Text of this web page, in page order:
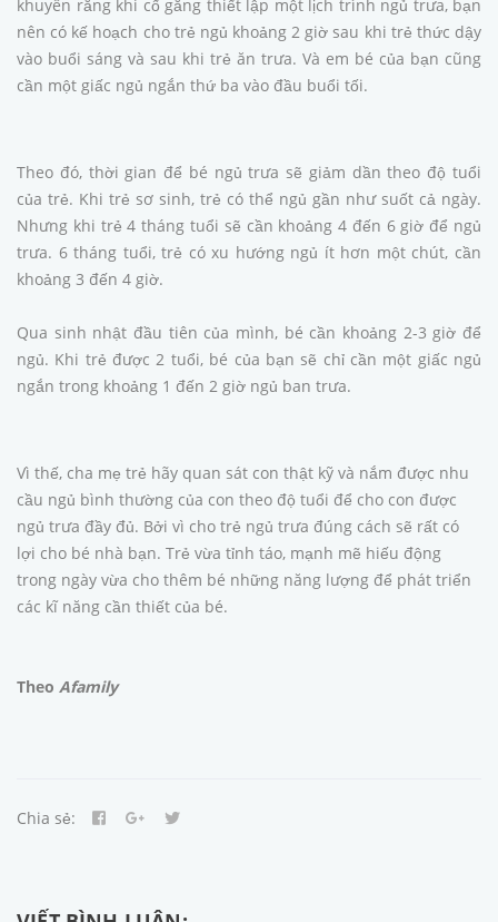
khuyên rằng khi cố gắng thiết lập một lịch trình ngủ trưa, bạn
nên có kế hoạch cho trẻ ngủ khoảng 2 giờ sau khi trẻ thức dậy
vào buổi sáng và sau khi trẻ ăn trưa. Và em bé của bạn cũng
cần một giấc ngủ ngắn thứ ba vào đầu buổi tối.
Theo đó, thời gian để bé ngủ trưa sẽ giảm dần theo độ tuổi
của trẻ. Khi trẻ sơ sinh, trẻ có thể ngủ gần như suốt cả ngày.
Nhưng khi trẻ 4 tháng tuổi sẽ cần khoảng 4 đến 6 giờ để ngủ
trưa. 6 tháng tuổi, trẻ có xu hướng ngủ ít hơn một chút, cần
khoảng 3 đến 4 giờ.
Qua sinh nhật đầu tiên của mình, bé cần khoảng 2-3 giờ để
ngủ. Khi trẻ được 2 tuổi, bé của bạn sẽ chỉ cần một giấc ngủ
ngắn trong khoảng 1 đến 2 giờ ngủ ban trưa.
Vì thế, cha mẹ trẻ hãy quan sát con thật kỹ và nắm được nhu
cầu ngủ bình thường của con theo độ tuổi để cho con được
ngủ trưa đầy đủ. Bởi vì cho trẻ ngủ trưa đúng cách sẽ rất có
lợi cho bé nhà bạn. Trẻ vừa tỉnh táo, mạnh mẽ hiếu động
trong ngày vừa cho thêm bé những năng lượng để phát triển
các kĩ năng cần thiết của bé.
Theo Afamily
Chia sẻ: